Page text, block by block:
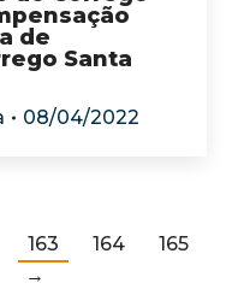
de
Santa
08/04/2022
163 164
165
→